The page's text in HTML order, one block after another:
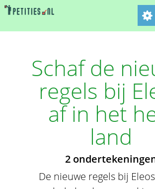
Schaf de
regels bij
af in het
land
2
De nieuwe regels bij